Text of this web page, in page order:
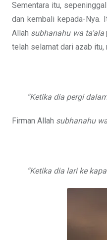
Sementara itu,
dan kembali kepada-Nya.
Allah subhanahu wa ta’ala
telah selamat dari azab itu,
“Ketika dia pergi
Firman Allah subhanahu
“Ketika dia lari ke